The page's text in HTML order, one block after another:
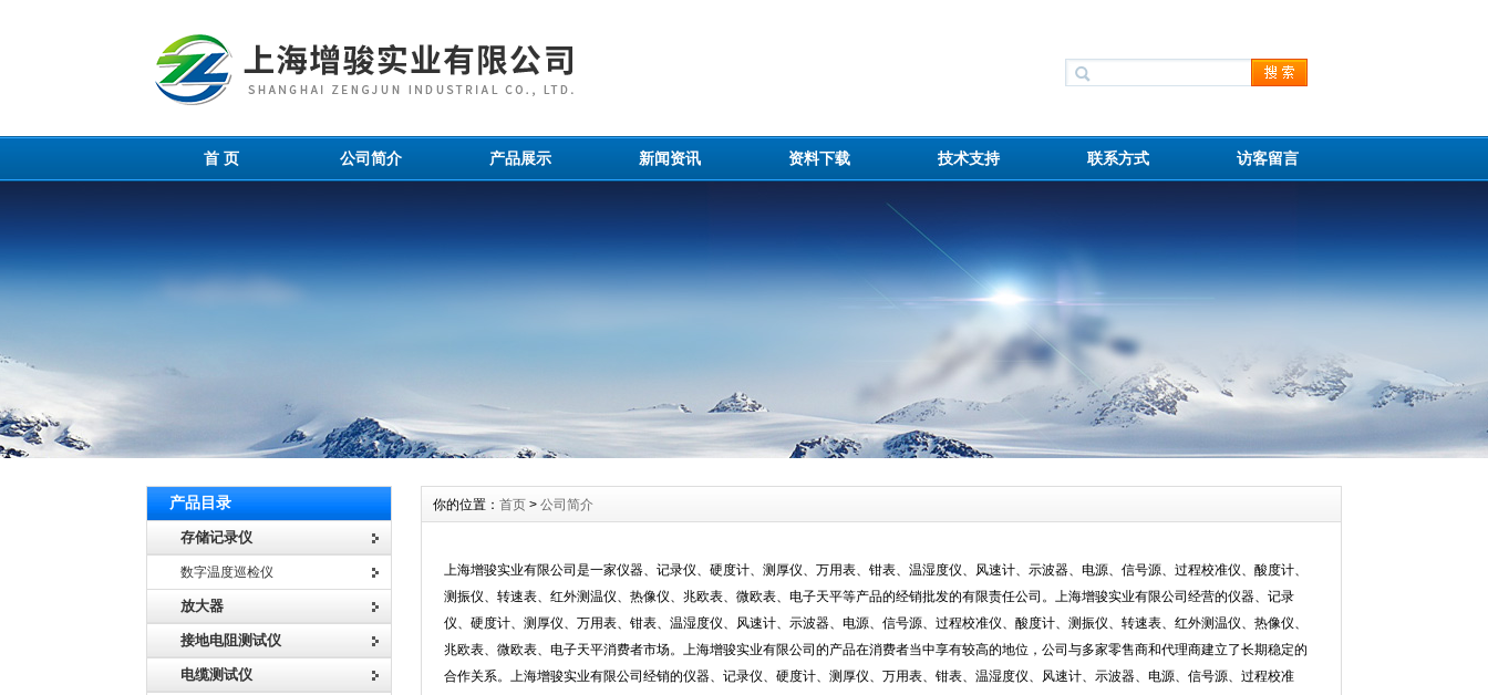
首 页 公司简介 产品展示 新闻资讯 资料下载 技术支持 联系方式 访客留言
产品目录
存储记录仪
数字温度巡检仪
放大器
接地电阻测试仪
电缆测试仪
你的位置： 首页 > 公司简介
上海增骏实业有限公司是一家仪器、记录仪、硬度计、测厚仪、万用表、钳表、温湿度仪、风速计、示波器、电源、信号源、过程校准仪、酸度计、
测振仪、转速表、红外测温仪、热像仪、兆欧表、微欧表、电子天平等产品的经销批发的有限责任公司。上海增骏实业有限公司经营的仪器、记录
仪、硬度计、测厚仪、万用表、钳表、温湿度仪、风速计、示波器、电源、信号源、过程校准仪、酸度计、测振仪、转速表、红外测温仪、热像仪、
兆欧表、微欧表、电子天平消费者市场。上海增骏实业有限公司的产品在消费者当中享有较高的地位，公司与多家零售商和代理商建立了长期稳定的
合作关系。上海增骏实业有限公司经销的仪器、记录仪、硬度计、测厚仪、万用表、钳表、温湿度仪、风速计、示波器、电源、信号源、过程校准